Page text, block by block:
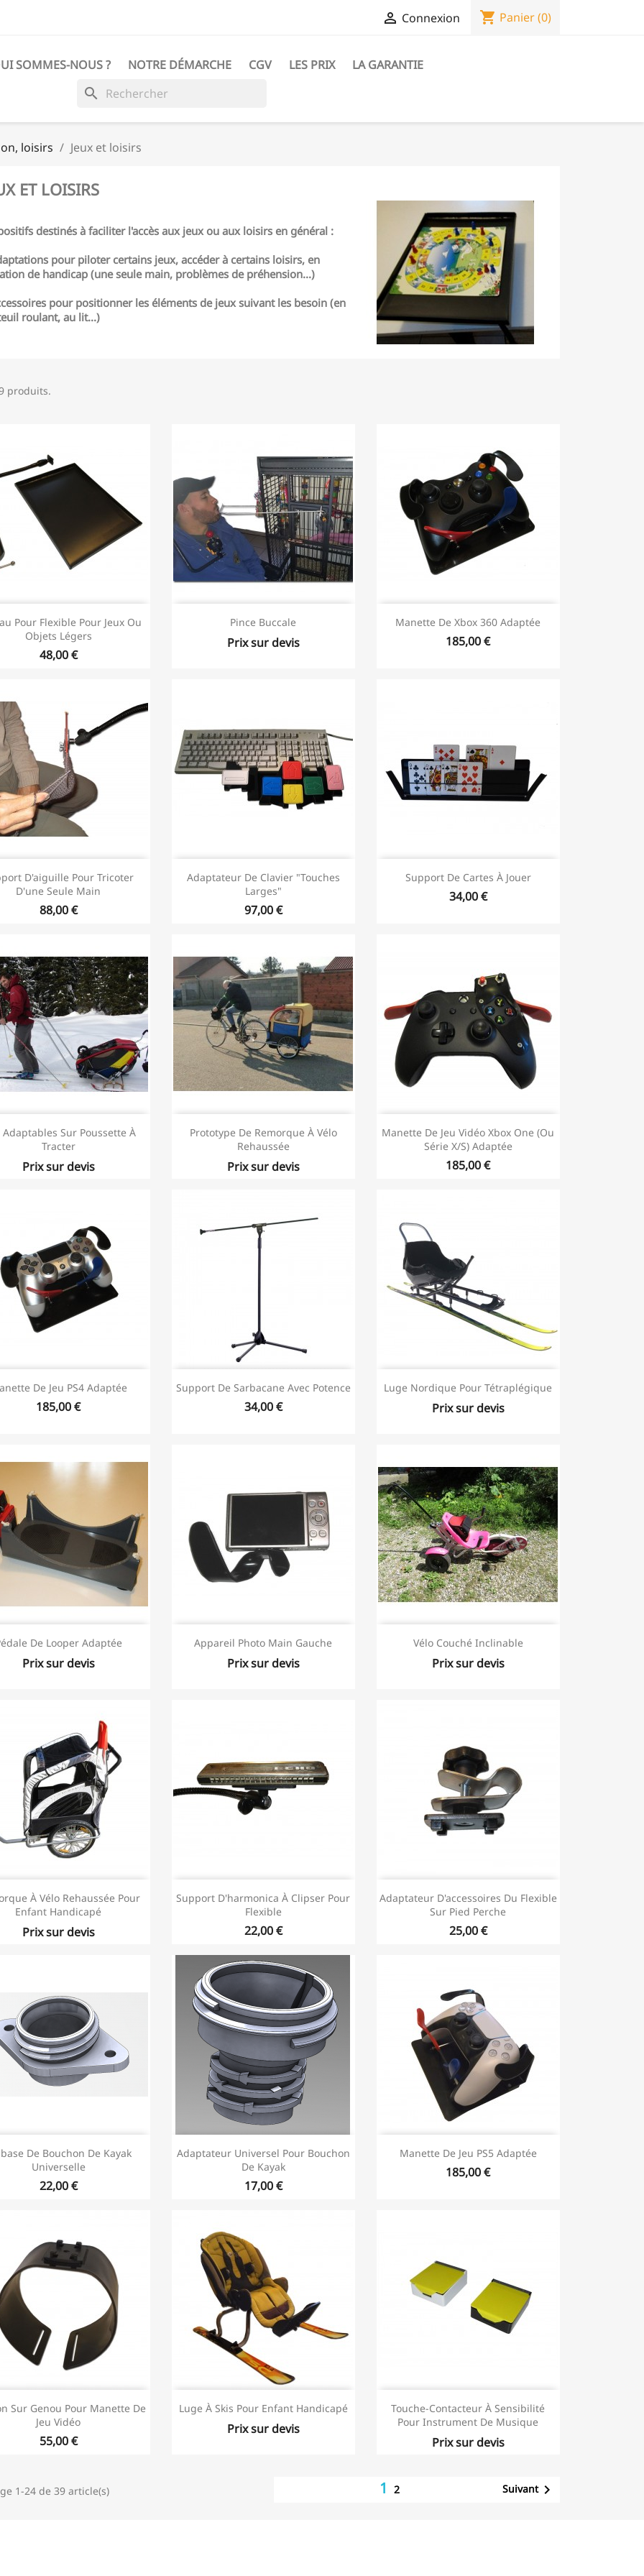
 Connexion shopping_cart Panier(0)
SOMMES-NOUS ? NOTRE DÉMARCHE CGV LES PRIX LA GARANTIE
search
loisirs Jeux et loisirs
ET LOISIRS
destinés à faciliter l'accès aux jeux ou aux loisirs en général :
pour piloter certains jeux, accéder à certains loisirs, en
de handicap (une seule main, problèmes de préhension...)
pour positionner les éléments de jeux suivant les besoin (en
roulant, au lit...)
produits.
Pour Flexible Pour Jeux Ou
Objets Légers
48,00 €
Pince Buccale
Prix sur devis
Manette De Xbox 360 Adaptée
185,00 €
D'aiguille Pour Tricoter
D'une Seule Main
88,00 €
Adaptateur De Clavier "touches
Larges"
97,00 €
Support De Cartes À Jouer
34,00 €
Adaptables Sur Poussette À
Tracter
Prix sur devis
Prototype De Remorque À Vélo
Rehaussée
Prix sur devis
Manette De Jeu Vidéo Xbox One (ou
Série X/S) Adaptée
185,00 €
De Jeu PS4 Adaptée
185,00 €
Support De Sarbacane Avec Potence
34,00 €
Luge Nordique Pour Tétraplégique
Prix sur devis
De Looper Adaptée
Prix sur devis
Appareil Photo Main Gauche
Prix sur devis
Vélo Couché Inclinable
Prix sur devis
À Vélo Rehaussée Pour
Enfant Handicapé
Prix sur devis
Support D'harmonica À Clipser Pour
Flexible
22,00 €
Adaptateur D'accessoires Du Flexible
Sur Pied Perche
25,00 €
De Bouchon De Kayak
Universelle
22,00 €
Adaptateur Universel Pour Bouchon
De Kayak
17,00 €
Manette De Jeu PS5 Adaptée
185,00 €
Sur Genou Pour Manette De
Jeu Vidéo
55,00 €
Luge À Skis Pour Enfant Handicapé
Prix sur devis
Touche-Contacteur À Sensibilité
Pour Instrument De Musique
Prix sur devis
1-24 de 39 article(s) 12 Suivant